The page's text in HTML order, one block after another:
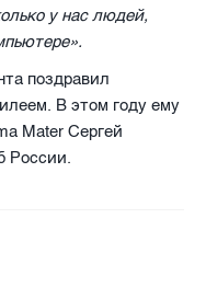
у нас людей,
поздравил
В этом году ему
Mater Сергей
России.